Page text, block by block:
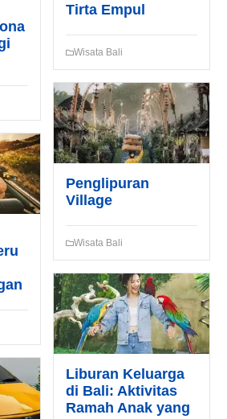
Tirta Empul
Wisata Bali
Penglipuran
Village
Wisata Bali
Liburan Keluarga
di Bali: Aktivitas
Ramah Anak yang
& Pengembalian